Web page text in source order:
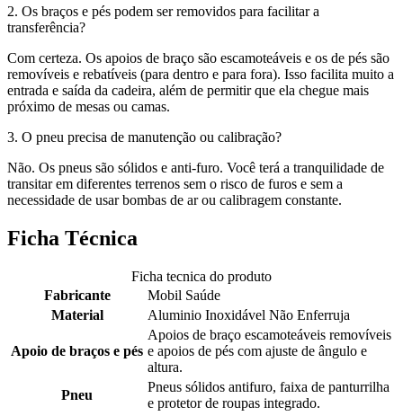
2. Os braços e pés podem ser removidos para facilitar a
transferência?
Com certeza. Os apoios de braço são escamoteáveis e os de pés são
removíveis e rebatíveis (para dentro e para fora). Isso facilita muito a
entrada e saída da cadeira, além de permitir que ela chegue mais
próximo de mesas ou camas.
3. O pneu precisa de manutenção ou calibração?
Não. Os pneus são sólidos e anti-furo. Você terá a tranquilidade de
transitar em diferentes terrenos sem o risco de furos e sem a
necessidade de usar bombas de ar ou calibragem constante.
Ficha Técnica
Ficha tecnica do produto
Fabricante
Mobil Saúde
Material
Aluminio Inoxidável Não Enferruja
Apoio de braços e pés
Apoios de braço escamoteáveis removíveis
e apoios de pés com ajuste de ângulo e
altura.
Pneu
Pneus sólidos antifuro, faixa de panturrilha
e protetor de roupas integrado.